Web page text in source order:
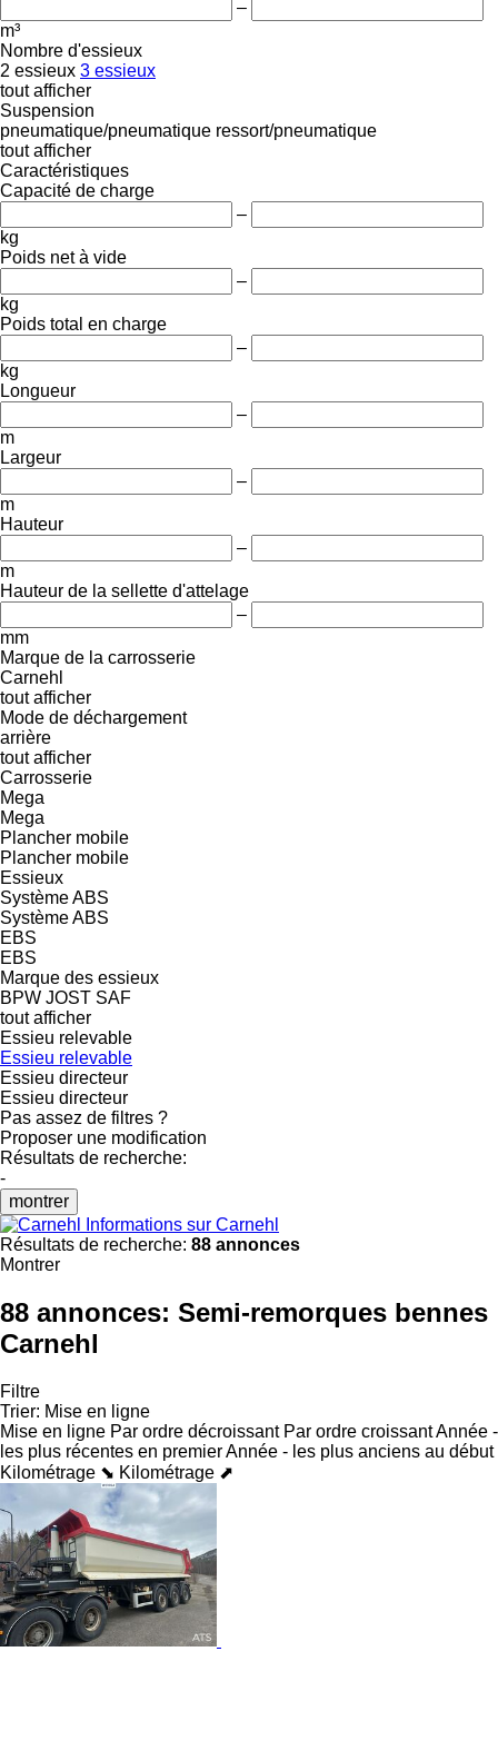
–
m³
Nombre d'essieux
2 essieux 3 essieux
tout afficher
Suspension
pneumatique/pneumatique ressort/pneumatique
tout afficher
Caractéristiques
Capacité de charge
–
kg
Poids net à vide
–
kg
Poids total en charge
–
kg
Longueur
–
m
Largeur
–
m
Hauteur
–
m
Hauteur de la sellette d'attelage
–
mm
Marque de la carrosserie
Carnehl
tout afficher
Mode de déchargement
arrière
tout afficher
Carrosserie
Mega
Mega
Plancher mobile
Plancher mobile
Essieux
Système ABS
Système ABS
EBS
EBS
Marque des essieux
BPW JOST SAF
tout afficher
Essieu relevable
Essieu relevable
Essieu directeur
Essieu directeur
Pas assez de filtres ?
Proposer une modification
Résultats de recherche:
-
montrer
Informations sur Carnehl
Résultats de recherche: 88 annonces
Montrer
88 annonces: Semi-remorques bennes
Carnehl
Filtre
Trier: Mise en ligne
Mise en ligne Par ordre décroissant Par ordre croissantAnnée -
les plus récentes en premierAnnée - les plus anciens au début
Kilométrage ⬊ Kilométrage ⬈